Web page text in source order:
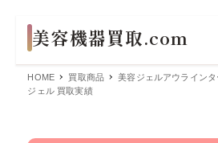
HOME 買取商品
美容ジェルアウライン
ジェル 買取実績